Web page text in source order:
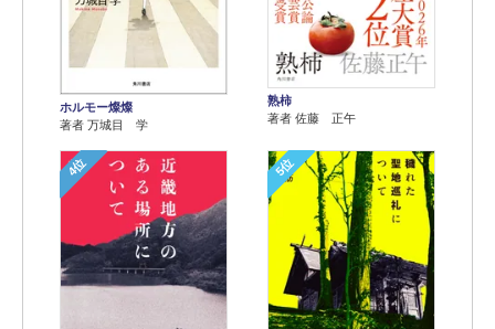
ホルモー燦燦
著者 万城目 学
熟柿
著者 佐藤 正午
4位 5位